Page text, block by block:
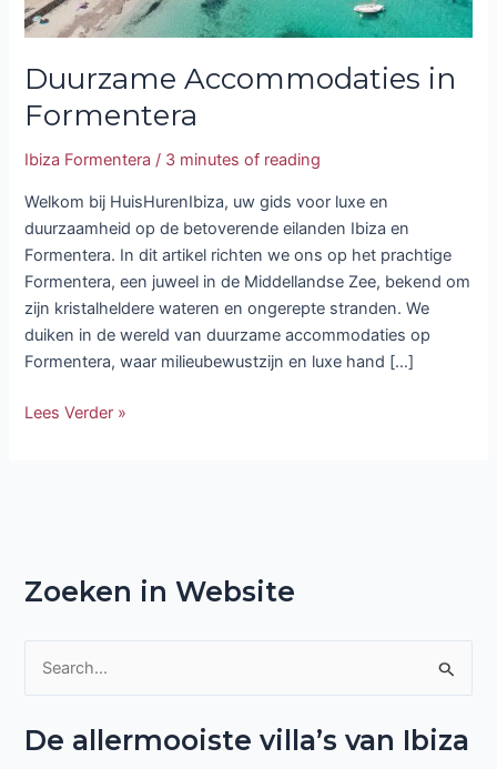
Duurzame Accommodaties in
Formentera
Ibiza Formentera / 3 minutes of reading
Welkom bij HuisHurenIbiza, uw gids voor luxe en
duurzaamheid op de betoverende eilanden Ibiza en
Formentera. In dit artikel richten we ons op het prachtige
Formentera, een juweel in de Middellandse Zee, bekend om
zijn kristalheldere wateren en ongerepte stranden. We
duiken in de wereld van duurzame accommodaties op
Formentera, waar milieubewustzijn en luxe hand […]
Lees Verder »
Zoeken in Website
e
De allermooiste villa’s van Ibiza